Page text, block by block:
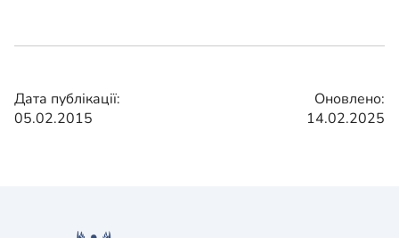
Дата публікації:
05.02.2015
Оновлено:
14.02.2025